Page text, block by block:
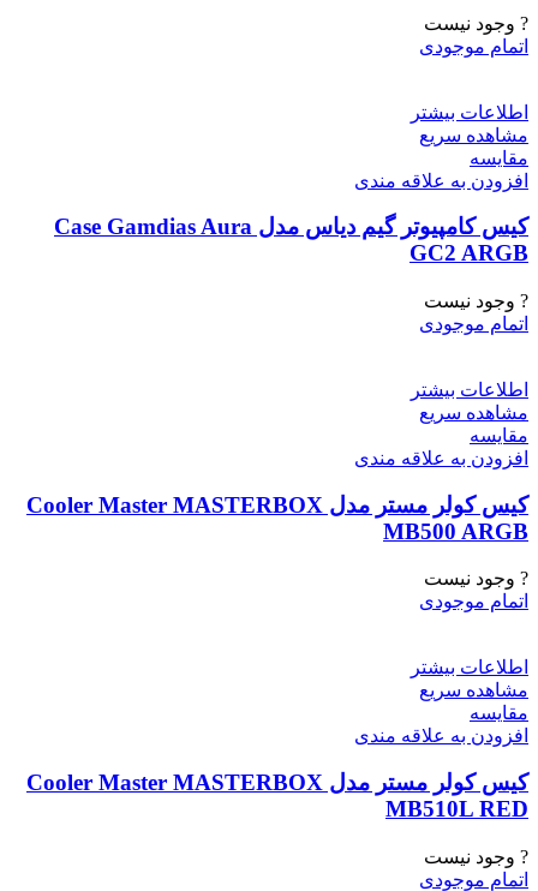
? وجود نیست
اتمام موجودی
اطلاعات بیشتر
مشاهده سریع
مقایسه
افزودن به علاقه مندی
کیس کامپیوتر گیم دیاس مدل Case Gamdias Aura
GC2 ARGB
? وجود نیست
اتمام موجودی
اطلاعات بیشتر
مشاهده سریع
مقایسه
افزودن به علاقه مندی
کیس کولر مستر مدل Cooler Master MASTERBOX
MB500 ARGB
? وجود نیست
اتمام موجودی
اطلاعات بیشتر
مشاهده سریع
مقایسه
افزودن به علاقه مندی
کیس کولر مستر مدل Cooler Master MASTERBOX
MB510L RED
? وجود نیست
اتمام موجودی